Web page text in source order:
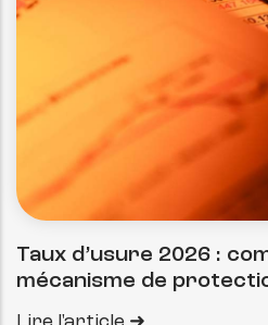
Taux d’usure 2026 :
mécanisme de